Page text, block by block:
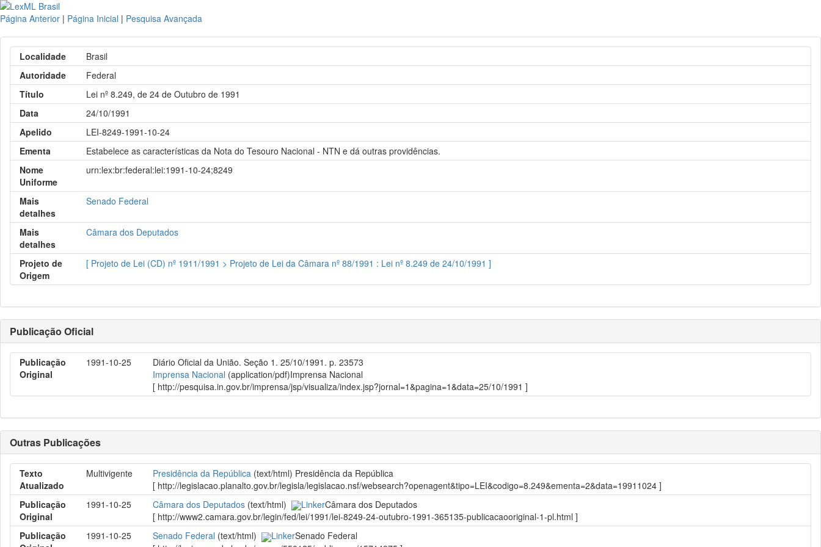
Página Anterior | Página Inicial | Pesquisa Avançada
Localidade
Brasil
Autoridade
Federal
Título
Lei nº 8.249, de 24 de Outubro de 1991
Data
24/10/1991
Apelido
LEI-8249-1991-10-24
Ementa
Estabelece as características da Nota do Tesouro Nacional - NTN e dá outras providências.
Nome
Uniforme
urn:lex:br:federal:lei:1991-10-24;8249
Mais
detalhes
Senado Federal
Mais
detalhes
Câmara dos Deputados
Projeto de
Origem
[ Projeto de Lei (CD) nº 1911/1991 > Projeto de Lei da Câmara nº 88/1991 : Lei nº 8.249 de 24/10/1991 ]
Publicação Oficial
Publicação
Original
1991-10-25
Diário Oficial da União. Seção 1. 25/10/1991. p. 23573
Imprensa Nacional (application/pdf)Imprensa Nacional
[ http://pesquisa.in.gov.br/imprensa/jsp/visualiza/index.jsp?jornal=1&pagina=1&data=25/10/1991 ]
Outras Publicações
Texto
Atualizado
Multivigente Presidência da República (text/html) Presidência da República
[ http://legislacao.planalto.gov.br/legisla/legislacao.nsf/websearch?openagent&tipo=LEI&codigo=8.249&ementa=2&data=19911024 ]
Publicação
Original
1991-10-25 Câmara dos Deputados (text/html) LinkerCâmara dos Deputados
[ http://www2.camara.gov.br/legin/fed/lei/1991/lei-8249-24-outubro-1991-365135-publicacaooriginal-1-pl.html ]
Publicação
1991-10-25 Senado Federal (text/html) LinkerSenado Federal